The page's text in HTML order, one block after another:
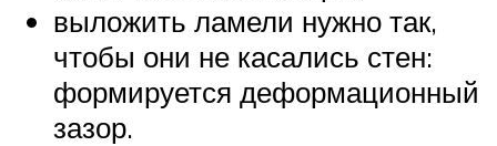
выложить ламели нужно так,
чтобы они не касались стен:
формируется деформационный
зазор.